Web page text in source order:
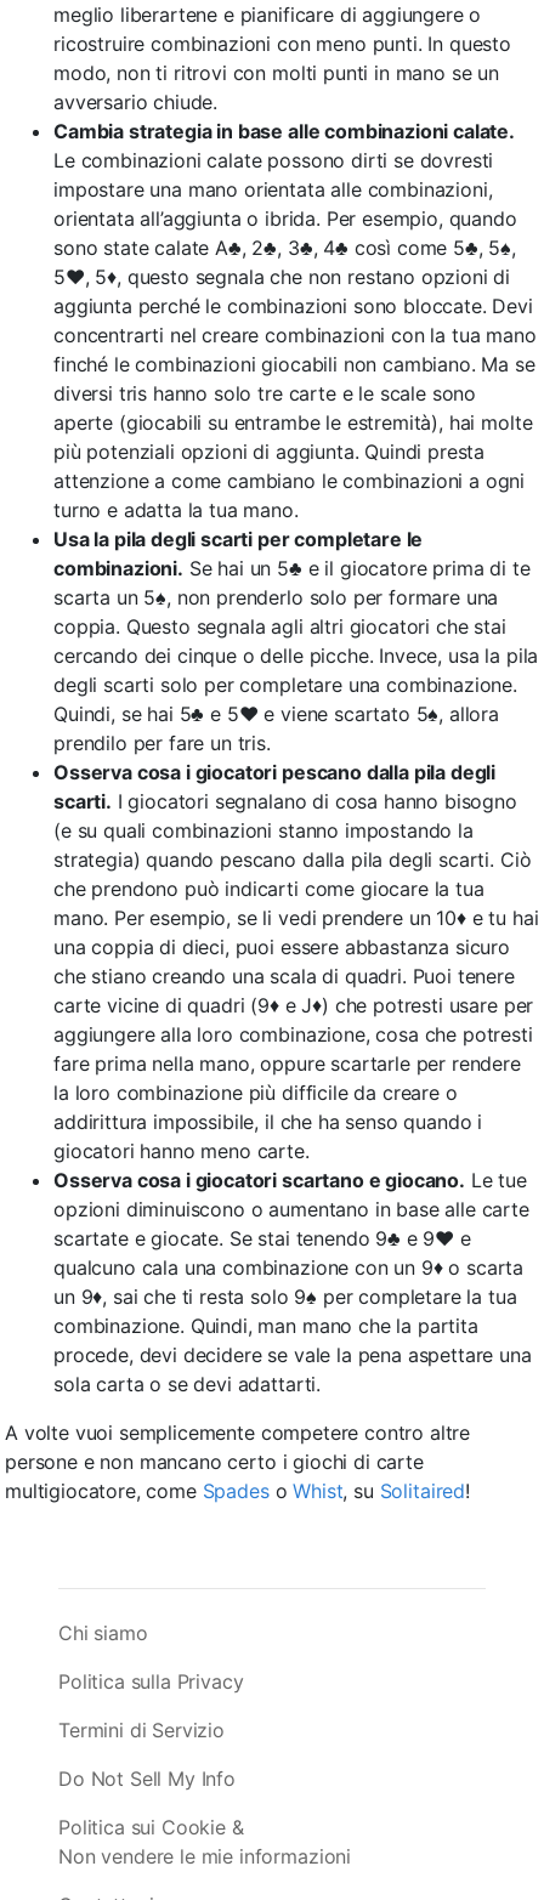
meglio liberartene e pianificare di aggiungere o
ricostruire combinazioni con meno punti. In questo
modo, non ti ritrovi con molti punti in mano se un
avversario chiude.
Cambia strategia in base alle combinazioni calate.
Le combinazioni calate possono dirti se dovresti
impostare una mano orientata alle combinazioni,
orientata all’aggiunta o ibrida. Per esempio, quando
sono state calate A♣, 2♣, 3♣, 4♣ così come 5♣, 5♠,
5♥, 5♦, questo segnala che non restano opzioni di
aggiunta perché le combinazioni sono bloccate. Devi
concentrarti nel creare combinazioni con la tua mano
finché le combinazioni giocabili non cambiano. Ma se
diversi tris hanno solo tre carte e le scale sono
aperte (giocabili su entrambe le estremità), hai molte
più potenziali opzioni di aggiunta. Quindi presta
attenzione a come cambiano le combinazioni a ogni
turno e adatta la tua mano.
Usa la pila degli scarti per completare le
combinazioni. Se hai un 5♣ e il giocatore prima di te
scarta un 5♠, non prenderlo solo per formare una
coppia. Questo segnala agli altri giocatori che stai
cercando dei cinque o delle picche. Invece, usa la pila
degli scarti solo per completare una combinazione.
Quindi, se hai 5♣ e 5♥ e viene scartato 5♠, allora
prendilo per fare un tris.
Osserva cosa i giocatori pescano dalla pila degli
scarti. I giocatori segnalano di cosa hanno bisogno
(e su quali combinazioni stanno impostando la
strategia) quando pescano dalla pila degli scarti. Ciò
che prendono può indicarti come giocare la tua
mano. Per esempio, se li vedi prendere un 10♦ e tu hai
una coppia di dieci, puoi essere abbastanza sicuro
che stiano creando una scala di quadri. Puoi tenere
carte vicine di quadri (9♦ e J♦) che potresti usare per
aggiungere alla loro combinazione, cosa che potresti
fare prima nella mano, oppure scartarle per rendere
la loro combinazione più difficile da creare o
addirittura impossibile, il che ha senso quando i
giocatori hanno meno carte.
Osserva cosa i giocatori scartano e giocano. Le tue
opzioni diminuiscono o aumentano in base alle carte
scartate e giocate. Se stai tenendo 9♣ e 9♥ e
qualcuno cala una combinazione con un 9♦ o scarta
un 9♦, sai che ti resta solo 9♠ per completare la tua
combinazione. Quindi, man mano che la partita
procede, devi decidere se vale la pena aspettare una
sola carta o se devi adattarti.
A volte vuoi semplicemente competere contro altre
persone e non mancano certo i giochi di carte
multigiocatore, come SpadesoWhist, su Solitaired!
Chi siamo
Politica sulla Privacy
Termini di Servizio
Do Not Sell My Info
Politica sui Cookie &
Non vendere le mie informazioni